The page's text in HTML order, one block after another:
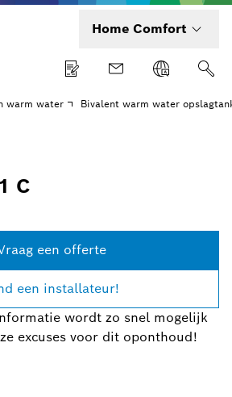
Home Comfort
warm water Bivalent warm water
C
een offerte
een installateur!
wordt zo snel mogelijk
excuses voor dit oponthoud!